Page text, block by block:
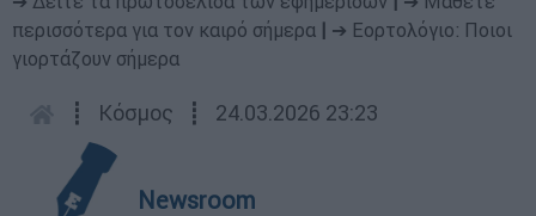
περισσότερα για τον καιρό σήμερα
➔ Εορτολόγιο: Ποιοι
γιορτάζουν σήμερα
┋ Κόσμος ┋ 24.03.2026 23:23
Newsroom